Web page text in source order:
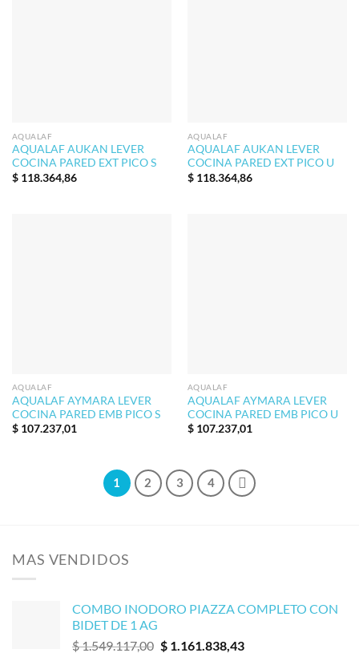
AQUALAF
AQUALAF AUKAN LEVER
COCINA PARED EXT PICO S
$118.364,86
AQUALAF
AQUALAF AUKAN LEVER
COCINA PARED EXT PICO U
$118.364,86
AQUALAF
AQUALAF AYMARA LEVER
COCINA PARED EMB PICO S
$107.237,01
AQUALAF
AQUALAF AYMARA LEVER
COCINA PARED EMB PICO U
$107.237,01
1 2 3 4
MAS VENDIDOS
COMBO INODORO PIAZZA COMPLETO CON
BIDET DE 1 AG
$1.549.117,00 El
$1.161.838,43El